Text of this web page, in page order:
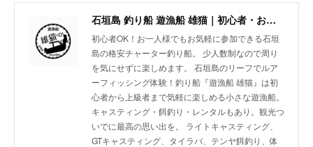
石垣島 釣り船 遊漁船 雄猫｜初心者・お一人様歓迎の少人数制チャーターボート
初心者OK！お一人様でもお気軽に参加できる石垣
島の格安チャーター釣り船。 少人数制なので周り
を気にせずに楽しめます。 石垣島のリーフでルア
ーフィッシング体験！釣り船『遊漁船 雄猫』は初
心者から上級者まで気軽に楽しめる小さな遊漁船。
キャスティング・餌釣り・レンタルもあり。観光つ
いでに最高の思い出を。 ライトキャスティング、
GTキャスティング、タイラバ、テンヤ餌釣り、体